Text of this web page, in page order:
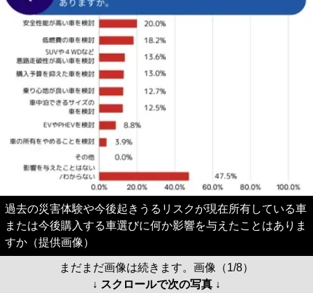
過去の災害体験や今後起きうるリスクが現在所有している車
または今後購入する車選びに何か影響を与えたことはありま
すか（提供画像）
まだまだ画像は続きます。画像（1/8）
↓ スクロールで次の写真 ↓